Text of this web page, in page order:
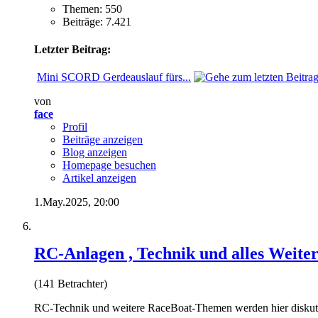
Themen: 550
Beiträge: 7.421
Letzter Beitrag:
Mini SCORD Gerdeauslauf fürs...
von
face
Profil
Beiträge anzeigen
Blog anzeigen
Homepage besuchen
Artikel anzeigen
1.May.2025, 20:00
RC-Anlagen , Technik und alles
(141 Betrachter)
RC-Technik und weitere RaceBoat-Themen werden hier